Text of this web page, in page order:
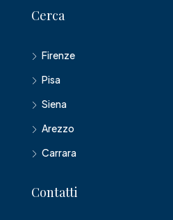
Cerca
Firenze
Pisa
Siena
Arezzo
Carrara
Contatti